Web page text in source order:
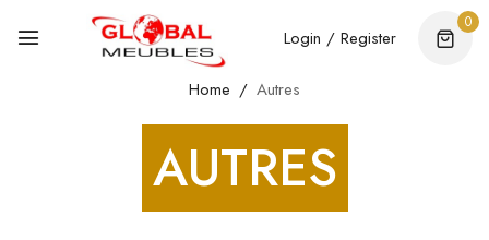
Login / Register
0
AUTRES
Home Autres